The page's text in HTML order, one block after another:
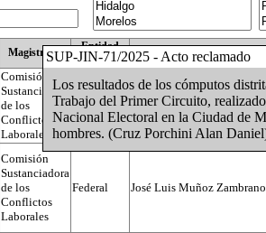
SUP-JIN-71/2025 - Acto reclamado
Los resultados de los cómputos
Trabajo del Primer Circuito,
Nacional Electoral en la Ciudad de
hombres. (Cruz Porchini Alan
Magistrado
Entidad
Federativa
Comisión
Sustanciadora
de los
Conflictos
Laborales
Federal Juan José Serrato Velasco
Comisión
Sustanciadora
de los
Conflictos
Laborales
Federal José Luis Muñoz Zambrano